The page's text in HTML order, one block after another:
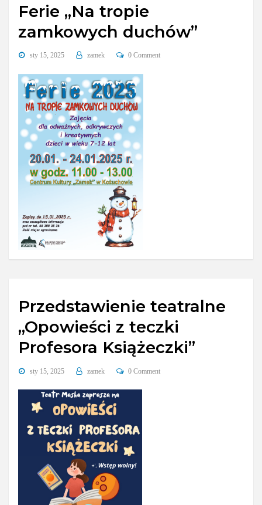
Ferie „Na tropie
zamkowych duchów”
sty 15, 2025 zamek 0 Comment
Przedstawienie teatralne
„Opowieści z teczki
Profesora Książeczki”
sty 15, 2025 zamek 0 Comment